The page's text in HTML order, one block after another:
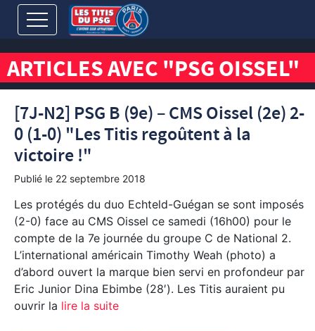
ARTICLES AVEC "PSG OISSEL"
[7J-N2] PSG B (9e) – CMS Oissel (2e) 2-
0 (1-0) "Les Titis regoûtent à la
victoire !"
Publié le 22 septembre 2018
Les protégés du duo Echteld-Guégan se sont imposés
(2-0) face au CMS Oissel ce samedi (16h00) pour le
compte de la 7e journée du groupe C de National 2.
L’international américain Timothy Weah (photo) a
d’abord ouvert la marque bien servi en profondeur par
Eric Junior Dina Ebimbe (28′). Les Titis auraient pu
ouvrir la lire la suite